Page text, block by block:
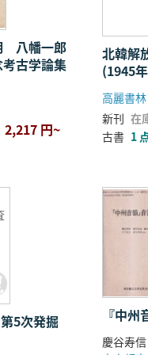
八幡一郎
古学論集
2,217 円~
巻 (影
北韓解
(1945
月) 1
印)
高麗書林
新刊 在
古書 1
5次発掘 『中
慶谷寿